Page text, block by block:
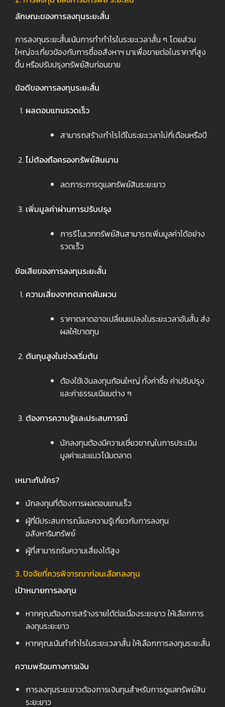
ลักษณะของการลงทุนระยะสั้น
การลงทุนระยะสั้นเน้นการทำกำไรในระยะเวลาสั้น ๆ โดยส่วน
ใหญ่จะเกี่ยวข้องกับการซื้ออสังหาฯ มาเพื่อขายต่อในราคาที่สูง
ขึ้น หรือปรับปรุงทรัพย์สินก่อนขาย
ข้อดีของการลงทุนระยะสั้น
ผลตอบแทนรวดเร็ว
สามารถสร้างกำไรได้ในระยะเวลาไม่กี่เดือนหรือปี
ไม่ต้องถือครองทรัพย์สินนาน
ลดภาระการดูแลทรัพย์สินระยะยาว
เพิ่มมูลค่าผ่านการปรับปรุง
การรีโนเวททรัพย์สินสามารถเพิ่มมูลค่าได้อย่าง
รวดเร็ว
ข้อเสียของการลงทุนระยะสั้น
ความเสี่ยงจากตลาดผันผวน
ราคาตลาดอาจเปลี่ยนแปลงในระยะเวลาอันสั้น ส่ง
ผลให้ขาดทุน
ต้นทุนสูงในช่วงเริ่มต้น
ต้องใช้เงินลงทุนก้อนใหญ่ ทั้งค่าซื้อ ค่าปรับปรุง
และค่าธรรมเนียมต่าง ๆ
ต้องการความรู้และประสบการณ์
นักลงทุนต้องมีความเชี่ยวชาญในการประเมิน
มูลค่าและแนวโน้มตลาด
เหมาะกับใคร?
นักลงทุนที่ต้องการผลตอบแทนเร็ว
ผู้ที่มีประสบการณ์และความรู้เกี่ยวกับการลงทุน
อสังหาริมทรัพย์
ผู้ที่สามารถรับความเสี่ยงได้สูง
3. ปัจจัยที่ควรพิจารณาก่อนเลือกลงทุน
เป้าหมายการลงทุน
หากคุณต้องการสร้างรายได้ต่อเนื่องระยะยาว ให้เลือกการ
ลงทุนระยะยาว
หากคุณเน้นทำกำไรในระยะเวลาสั้น ให้เลือกการลงทุนระยะสั้น
ความพร้อมทางการเงิน
การลงทุนระยะยาวต้องการเงินทุนสำหรับการดูแลทรัพย์สิน
ระยะยาว